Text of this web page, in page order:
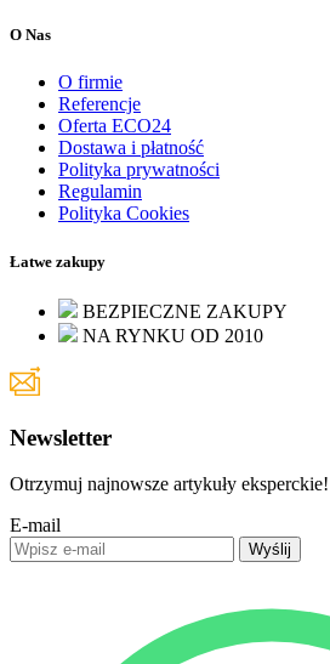
O Nas
O firmie
Referencje
Oferta ECO24
Dostawa i płatność
Polityka prywatności
Regulamin
Polityka Cookies
Łatwe zakupy
BEZPIECZNE ZAKUPY
NA RYNKU OD 2010
Newsletter
Otrzymuj najnowsze artykuły eksperckie!
E-mail
Wyślij